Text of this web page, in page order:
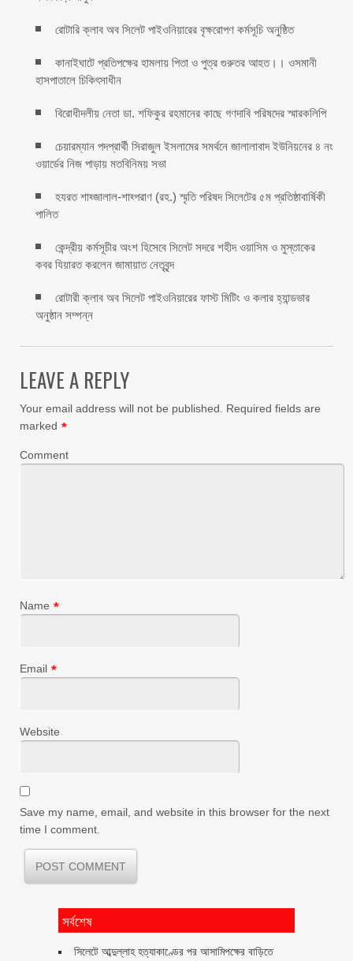
রোটারি ক্লাব অব সিলেট পাইওনিয়ারের বৃক্ষরোপণ কর্মসূচি অনুষ্ঠিত
কানাইঘাটে প্রতিপক্ষের হামলায় পিতা ও পুত্র গুরুতর আহত।। ওসমানী
হাসপাতালে চিকিৎসাধীন
বিরোধীদলীয় নেতা ডা. শফিকুর রহমানের কাছে গণদাবি পরিষদের স্মারকলিপি ‎
চেয়ারম্যান পদপ্রার্থী সিরাজুল ইসলামের সমর্থনে জালালাবাদ ইউনিয়নের ৪ নং
ওয়ার্ডের নিজ পাড়ায় মতবিনিময় সভা
হযরত শাহ্জালাল-শাহ্পরাণ (রহ.) স্মৃতি পরিষদ সিলেটের ৫ম প্রতিষ্ঠাবার্ষিকী
পালিত ‎​
কেন্দ্রীয় কর্মসূচীর অংশ হিসেবে সিলেট সদরে শহীদ ওয়াসিম ও মুস্তাকের
কবর যিয়ারত করলেন জামায়াত নেতৃবৃন্দ ‎
রোটারী ক্লাব অব সিলেট পাইওনিয়ারের ফাস্ট মিটিং ও কলার হ্যান্ডভার
অনুষ্ঠান সম্পন্ন
LEAVE A REPLY
Your email address will not be published.
Required fields are
marked *
Comment
Name *
Email *
Website
Save my name, email, and website in this browser for the next
time I comment.
সর্বশেষ
সিলেটে আব্দুল্লাহ হত্যাকাণ্ডের পর আসামিপক্ষের বাড়িতে